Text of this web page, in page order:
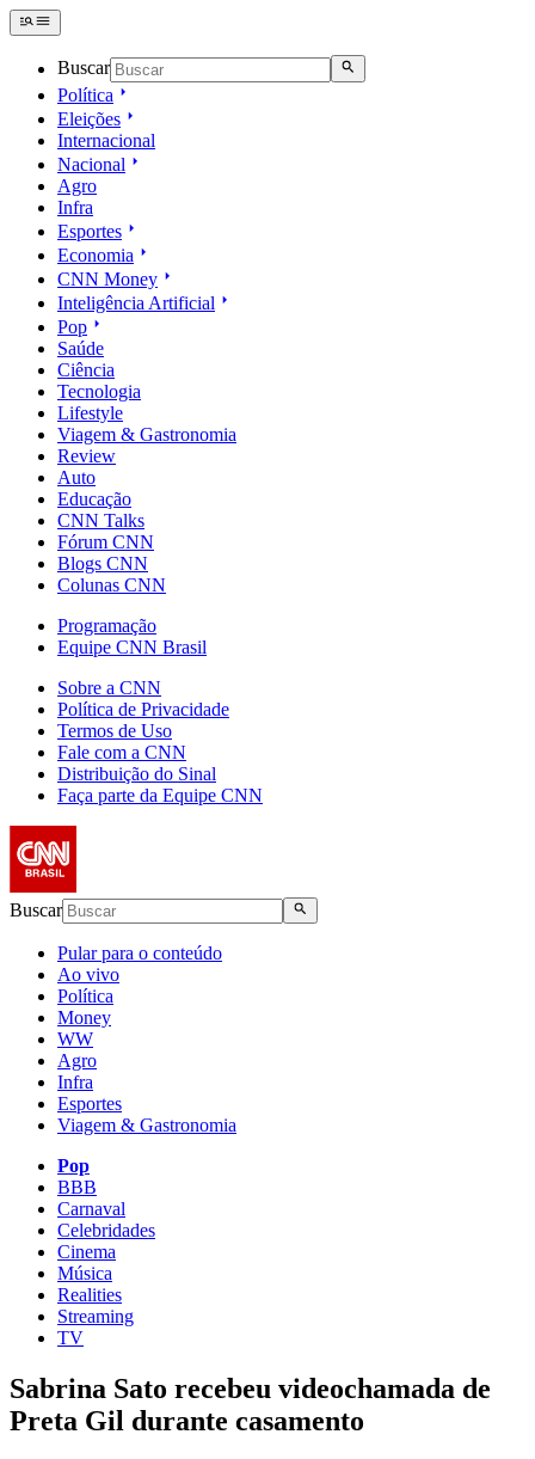
Buscar
Política
Eleições
Internacional
Nacional
Agro
Infra
Esportes
Economia
CNN Money
Inteligência Artificial
Pop
Saúde
Ciência
Tecnologia
Lifestyle
Viagem & Gastronomia
Review
Auto
Educação
CNN Talks
Fórum CNN
Blogs CNN
Colunas CNN
Programação
Equipe CNN Brasil
Sobre a CNN
Política de Privacidade
Termos de Uso
Fale com a CNN
Distribuição do Sinal
Faça parte da Equipe CNN
Buscar
Pular para o conteúdo
Ao vivo
Política
Money
WW
Agro
Infra
Esportes
Viagem & Gastronomia
Pop
BBB
Carnaval
Celebridades
Cinema
Música
Realities
Streaming
TV
Sabrina Sato recebeu videochamada de
Preta Gil durante casamento